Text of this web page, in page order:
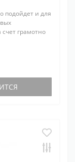
подойдет и для
грамотно